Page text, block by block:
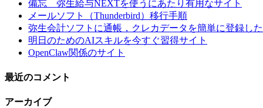
備忘 弥生給与NEXTを使うにあたり有用なサイト
メールソフト（Thunderbird）移行手順
弥生会計ソフトに通帳，クレカデータを簡単に登録し
明日のためのAIスキルを今すぐ習得サイト
OpenClaw関係のサイト
最近のコメント
アーカイブ